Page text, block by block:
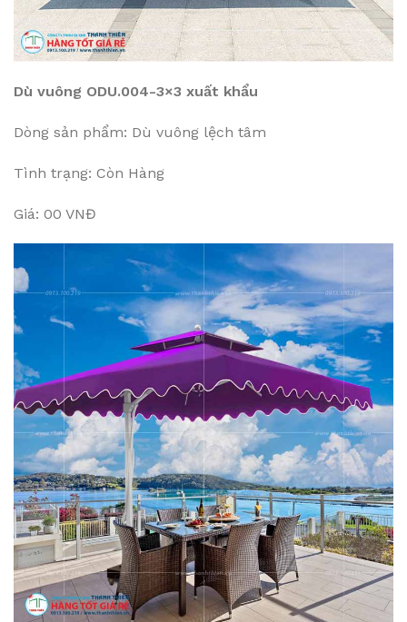
Dù vuông ODU.004-3×3 xuất khẩu
Dòng sản phẩm: Dù vuông lệch tâm
Tình trạng: Còn Hàng
Giá: 00 VNĐ